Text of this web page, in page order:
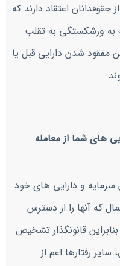
اعتقاد دارند که
به ورشکستگی به تقلب
مفقود شدن دارایی قبل یا
های شما از معامله
سرمایه و دارایی های خود
که آنها را از دسترس
قانونگذار تشخیص
رفتارها اعم از